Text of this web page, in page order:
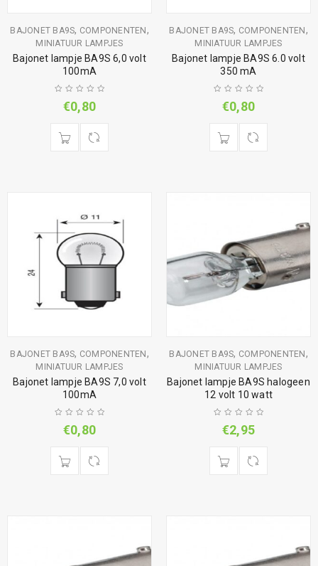
BAJONET BA9S, COMPONENTEN ,
MINIATUUR LAMPJES
Bajonet lampje BA9S 6,0 volt
100mA
€0,80
BAJONET BA9S, COMPONENTEN ,
MINIATUUR LAMPJES
Bajonet lampje BA9S 6.0 volt
350 mA
€0,80
BAJONET BA9S, COMPONENTEN ,
MINIATUUR LAMPJES
Bajonet lampje BA9S 7,0 volt
100mA
€0,80
BAJONET BA9S, COMPONENTEN ,
MINIATUUR LAMPJES
Bajonet lampje BA9S halogeen
12 volt 10 watt
€2,95